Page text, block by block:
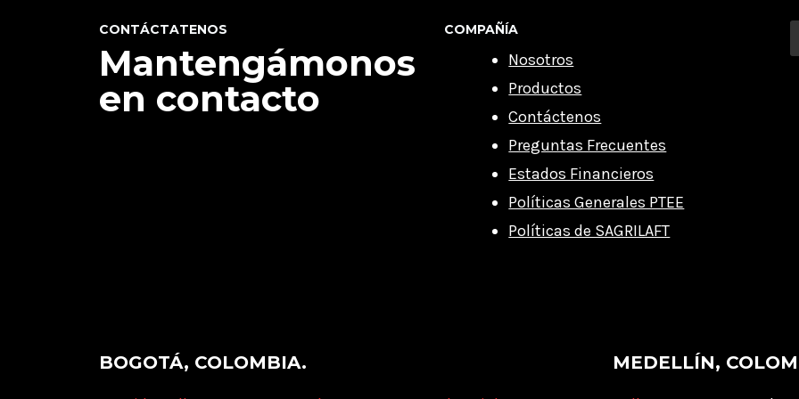
CONTÁCTATENOS
Mantengámonos
en contacto
COMPAÑÍA
Nosotros
Productos
Contáctenos
Preguntas Frecuentes
Estados Financieros
Políticas Generales PTEE
Políticas de SAGRILAFT
BOGOTÁ, COLOMBIA. MEDELLÍN,